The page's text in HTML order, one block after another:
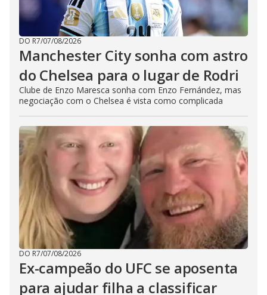
DO R7/07/08/2026
Manchester City sonha com astro
do Chelsea para o lugar de Rodri
Clube de Enzo Maresca sonha com Enzo Fernández, mas
negociação com o Chelsea é vista como complicada
DO R7/07/08/2026
Ex-campeão do UFC se aposenta
para ajudar filha a classificar